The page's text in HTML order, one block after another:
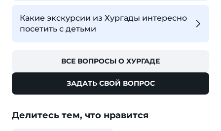
Какие экскурсии из Хургады интересно
посетить с детьми
ВСЕ ВОПРОСЫ О ХУРГАДЕ
ЗАДАТЬ СВОЙ ВОПРОС
Делитесь тем, что нравится